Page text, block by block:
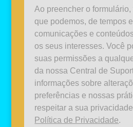
Ao preencher o
que podemos, de tempos
comunicações e
os seus interesses. Você
suas permissões a
da nossa Central de
informações sobre
preferências e nossas
respeitar a sua
Política de Privacidade.